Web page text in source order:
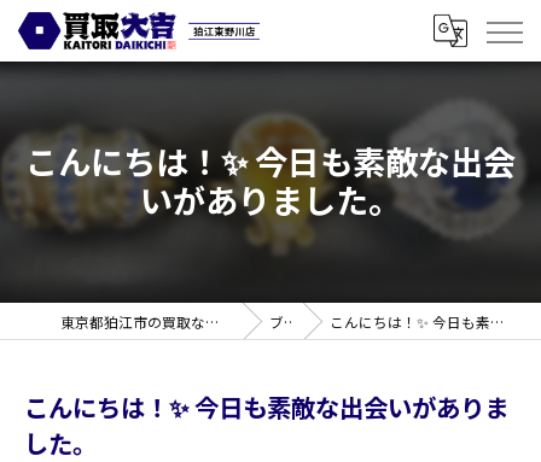
こんにちは！✨ 今日も素敵な出会
いがありました。
東京都狛江市の買取なら買取大吉 狛江東野川店 ブログ こんにちは！✨ 今日も素敵な出会いがありました。
こんにちは！✨ 今日も素敵な出会いがありま
した。